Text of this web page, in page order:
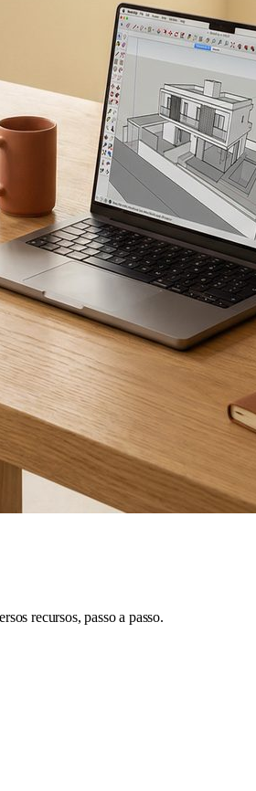
recursos, passo a passo.